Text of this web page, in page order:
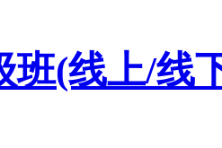
班(线上/线